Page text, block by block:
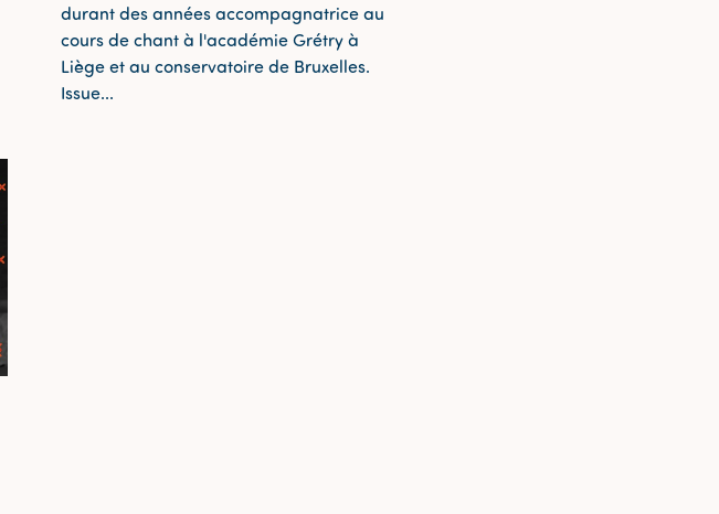
durant des années accompagnatrice au
cours de chant à l'académie Grétry à
Liège et au conservatoire de Bruxelles.
Issue...